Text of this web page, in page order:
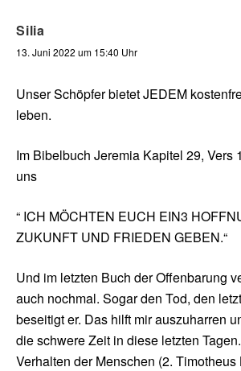
Silia
13. Juni 2022 um 15:40 Uhr
Unser Schöpfer bietet JEDEM
leben.
Im Bibelbuch Jeremia Kapitel 29, Vers
uns
“ ICH MÖCHTEN EUCH EIN3
ZUKUNFT UND FRIEDEN GEBEN.“
Und im letzten Buch der Offenbarung
auch nochmal. Sogar den Tod, den
beseitigt er. Das hilft mir auszuharren
die schwere Zeit in diese letzten
Verhalten der Menschen (2.